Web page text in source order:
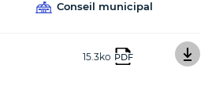
Conseil municipal
15.3ko PDF